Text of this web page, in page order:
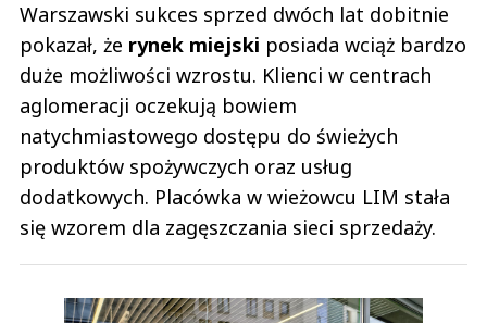
Warszawski sukces sprzed dwóch lat dobitnie
pokazał, że rynek miejski posiada wciąż bardzo
duże możliwości wzrostu. Klienci w centrach
aglomeracji oczekują bowiem
natychmiastowego dostępu do świeżych
produktów spożywczych oraz usług
dodatkowych. Placówka w wieżowcu LIM stała
się wzorem dla zagęszczania sieci sprzedaży.